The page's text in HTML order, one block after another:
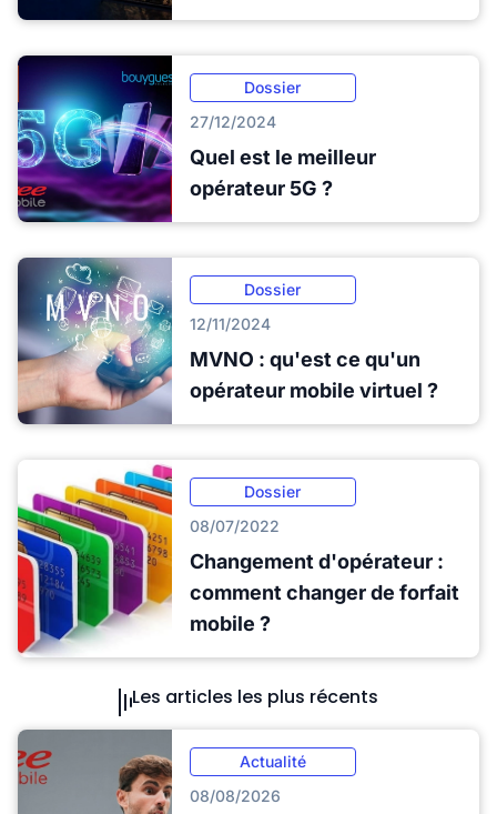
Dossier
27/12/2024
Quel est le meilleur
opérateur 5G ?
Dossier
12/11/2024
MVNO : qu'est ce qu'un
opérateur mobile virtuel ?
Dossier
08/07/2022
Changement d'opérateur :
comment changer de forfait
mobile ?
Les articles les plus récents
Actualité
08/08/2026